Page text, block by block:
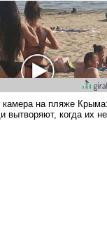
несет негативные